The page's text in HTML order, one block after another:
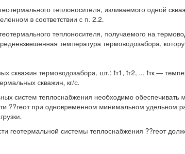
теплоносителя, изливаемого одной
в соответствии с п. 2.2.
теплоносителя, получаемого на
температура термоводозабора,
скважин термоводозабора, шт.; tт1, tт2, ... tтк —
скважин, кг/с.
систем теплоснабжения необходимо обеспечивать
??геот при одновременном минимальном удельном
геотермальной системы теплоснабжения ??геот